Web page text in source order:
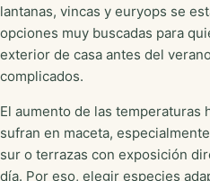
lantanas, vincas y euryops se
opciones muy buscadas para
exterior de casa antes del
complicados.
El aumento de las temperaturas
sufran en maceta,
sur o terrazas con exposición
día. Por eso, elegir especies